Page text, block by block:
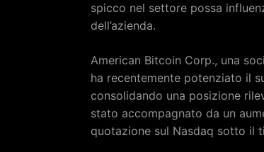
spicco nel settore possa
dell’azienda.
American Bitcoin Corp., una
ha recentemente potenziato il
consolidando una posizione
stato accompagnato da un
quotazione sul Nasdaq sotto il